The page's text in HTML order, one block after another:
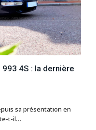
4S : la dernière
sa présentation en
t-il…